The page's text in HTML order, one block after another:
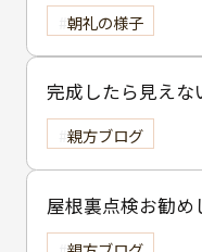
朝礼の様子
完成したら見え
は下塗りです
親方ブログ
屋根裏点検お勧め